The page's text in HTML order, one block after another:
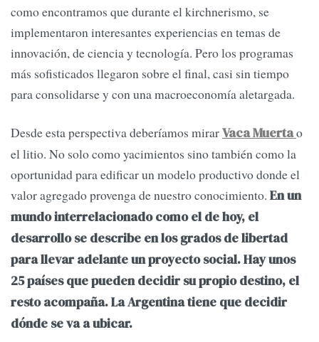
como encontramos que durante el kirchnerismo, se
implementaron interesantes experiencias en temas de
innovación, de ciencia y tecnología. Pero los programas
más sofisticados llegaron sobre el final, casi sin tiempo
para consolidarse y con una macroeconomía aletargada.
Desde esta perspectiva deberíamos mirarVaca Muertao
el litio. No solo como yacimientos sino también como la
oportunidad para edificar un modelo productivo donde el
valor agregado provenga de nuestro conocimiento. En un
mundo interrelacionado como el de hoy, el
desarrollo se describe en los grados de libertad
para llevar adelante un proyecto social. Hay unos
25 países que pueden decidir su propio destino, el
resto acompaña. La Argentina tiene que decidir
dónde se va a ubicar.